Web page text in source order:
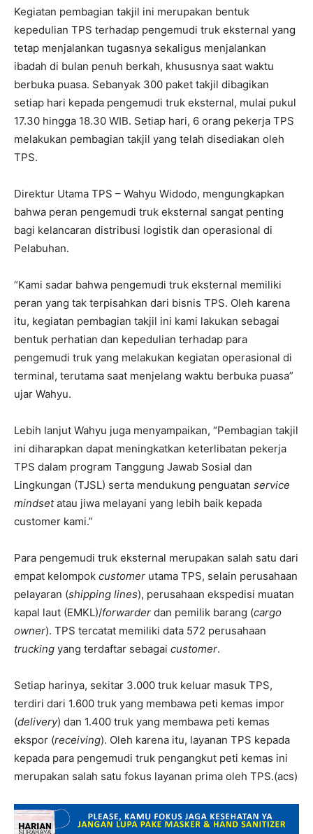
Kegiatan pembagian takjil ini merupakan bentuk
kepedulian TPS terhadap pengemudi truk eksternal yang
tetap menjalankan tugasnya sekaligus menjalankan
ibadah di bulan penuh berkah, khususnya saat waktu
berbuka puasa. Sebanyak 300 paket takjil dibagikan
setiap hari kepada pengemudi truk eksternal, mulai pukul
17.30 hingga 18.30 WIB. Setiap hari, 6 orang pekerja TPS
melakukan pembagian takjil yang telah disediakan oleh
TPS.
Direktur Utama TPS – Wahyu Widodo, mengungkapkan
bahwa peran pengemudi truk eksternal sangat penting
bagi kelancaran distribusi logistik dan operasional di
Pelabuhan.
“Kami sadar bahwa pengemudi truk eksternal memiliki
peran yang tak terpisahkan dari bisnis TPS. Oleh karena
itu, kegiatan pembagian takjil ini kami lakukan sebagai
bentuk perhatian dan kepedulian terhadap para
pengemudi truk yang melakukan kegiatan operasional di
terminal, terutama saat menjelang waktu berbuka puasa”
ujar Wahyu.
Lebih lanjut Wahyu juga menyampaikan, “Pembagian takjil
ini diharapkan dapat meningkatkan keterlibatan pekerja
TPS dalam program Tanggung Jawab Sosial dan
Lingkungan (TJSL) serta mendukung penguatan service
mindsetatau jiwa melayani yang lebih baik kepada
customer kami.”
Para pengemudi truk eksternal merupakan salah satu dari
empat kelompok customer utama TPS, selain perusahaan
pelayaran (shipping lines), perusahaan ekspedisi muatan
kapal laut (EMKL)/forwarder dan pemilik barang (cargo
owner). TPS tercatat memiliki data 572 perusahaan
trucking yang terdaftar sebagai customer.
Setiap harinya, sekitar 3.000 truk keluar masuk TPS,
terdiri dari 1.600 truk yang membawa peti kemas impor
(delivery) dan 1.400 truk yang membawa peti kemas
ekspor (receiving). Oleh karena itu, layanan TPS kepada
kepada para pengemudi truk pengangkut peti kemas ini
merupakan salah satu fokus layanan prima oleh TPS.(acs)